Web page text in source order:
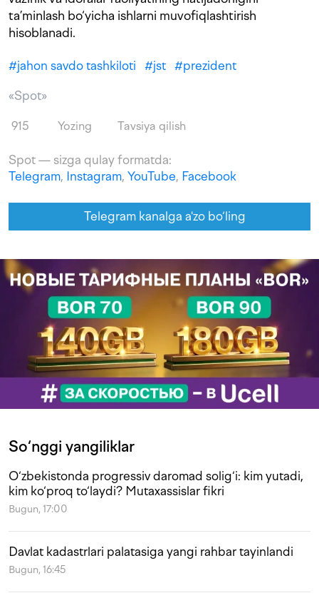
ta’minlash bo‘yicha ishlarni muvofiqlashtirish
hisoblanadi.
#jahon savdo tashkiloti #jst #prezident
«Spot»
915 Yozing Tavsiya qilish
Spot — sizga qulay formatda:
Telegram, Instagram, YouTube, Facebook
Telegram kanalga a'zo bo‘ling
So‘nggi yangiliklar
O‘zbekistonda progressiv daromad solig‘i: kim yutadi,
kim ko‘proq to‘laydi? Mutaxassislar fikri
Bugun, 17:00
Davlat kadastrlari palatasiga yangi rahbar tayinlandi
Bugun, 16:45